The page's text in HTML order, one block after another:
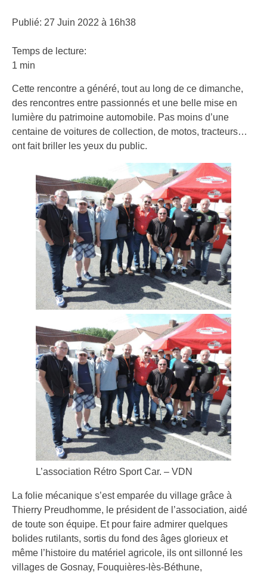
Publié: 27 Juin 2022 à 16h38
Temps de lecture:
1 min
Cette rencontre a généré, tout au long de ce dimanche,
des rencontres entre passionnés et une belle mise en
lumière du patrimoine automobile. Pas moins d’une
centaine de voitures de collection, de motos, tracteurs…
ont fait briller les yeux du public.
L’association Rétro Sport Car. – VDN
La folie mécanique s’est emparée du village grâce à
Thierry Preudhomme, le président de l’association, aidé
de toute son équipe. Et pour faire admirer quelques
bolides rutilants, sortis du fond des âges glorieux et
même l’histoire du matériel agricole, ils ont sillonné les
villages de Gosnay, Fouquières-lès-Béthune,